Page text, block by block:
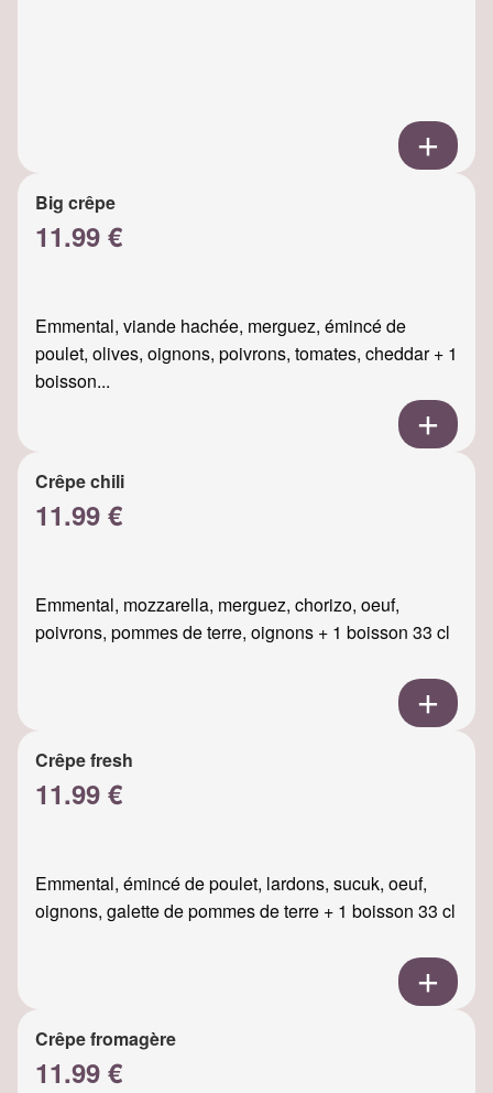
Big crêpe
11.99 €
Emmental, viande hachée, merguez, émincé de
poulet, olives, oignons, poivrons, tomates, cheddar + 1
boisson...
Crêpe chili
11.99 €
Emmental, mozzarella, merguez, chorizo, oeuf,
poivrons, pommes de terre, oignons + 1 boisson 33 cl
Crêpe fresh
11.99 €
Emmental, émincé de poulet, lardons, sucuk, oeuf,
oignons, galette de pommes de terre + 1 boisson 33 cl
Crêpe fromagère
11.99 €